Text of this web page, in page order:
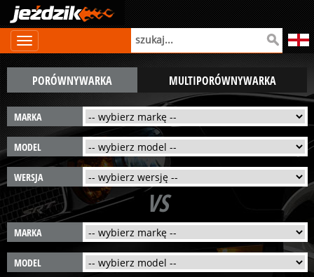
PORÓWNYWARKA MULTIPORÓWNYWARKA
MARKA
MODEL
WERSJA
VS
MARKA
MODEL